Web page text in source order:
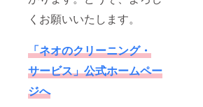
くお願いいたします。
「ネオのクリーニング・
サービス」公式ホームペー
ジへ